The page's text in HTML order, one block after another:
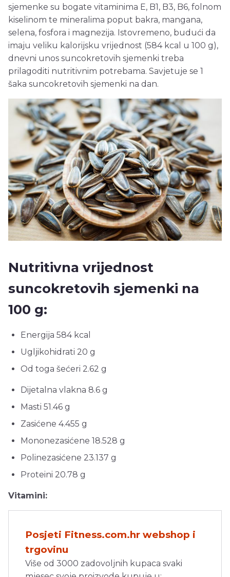
sjemenke su bogate vitaminima E, B1, B3, B6, folnom
kiselinom te mineralima poput bakra, mangana,
selena, fosfora i magnezija. Istovremeno, budući da
imaju veliku kalorijsku vrijednost (584 kcal u 100 g),
dnevni unos suncokretovih sjemenki treba
prilagoditi nutritivnim potrebama. Savjetuje se 1
šaka suncokretovih sjemenki na dan.
Nutritivna vrijednost
suncokretovih sjemenki na
100 g:
Energija 584 kcal
Ugljikohidrati 20 g
Od toga šećeri 2.62 g
Dijetalna vlakna 8.6 g
Masti 51.46 g
Zasićene 4.455 g
Mononezasićene 18.528 g
Polinezasićene 23.137 g
Proteini 20.78 g
Vitamini:
Posjeti Fitness.com.hr webshop i
trgovinu
Više od 3000 zadovoljnih kupaca svaki